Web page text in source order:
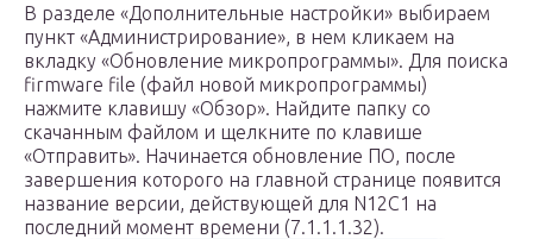
В разделе «Дополнительные настройки» выбираем
пункт «Администрирование», в нем кликаем на
вкладку «Обновление микропрограммы». Для поиска
firmware file (файл новой микропрограммы)
нажмите клавишу «Обзор». Найдите папку со
скачанным файлом и щелкните по клавише
«Отправить». Начинается обновление ПО, после
завершения которого на главной странице появится
название версии, действующей для N12C1 на
последний момент времени (7.1.1.1.32).